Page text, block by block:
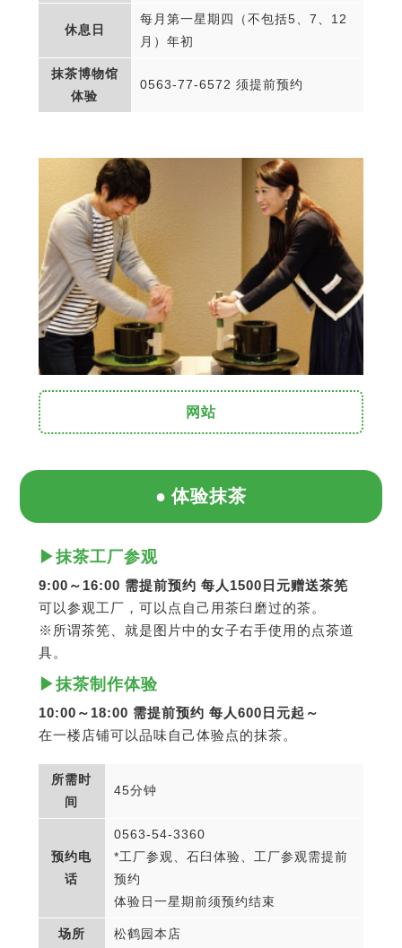
休息日
每月第一星期四（不包括5、7、12
月）年初
抹茶博物馆
体验
0563-77-6572 须提前预约
网站
体验抹茶
▶抹茶工厂参观
9:00～16:00 需提前预约 每人1500日元赠送茶筅
可以参观工厂，可以点自己用茶臼磨过的茶。
※所谓茶筅、就是图片中的女子右手使用的点茶道
具。
▶抹茶制作体验
10:00～18:00 需提前预约 每人600日元起～
在一楼店铺可以品味自己体验点的抹茶。
所需时
间
45分钟
预约电
话
0563-54-3360
*工厂参观、石臼体验、工厂参观需提前
预约
体验日一星期前须预约结束
场所 松鹤园本店